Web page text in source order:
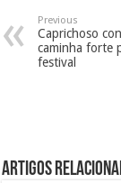
Previous
Caprichoso
caminha forte
festival
Artigos